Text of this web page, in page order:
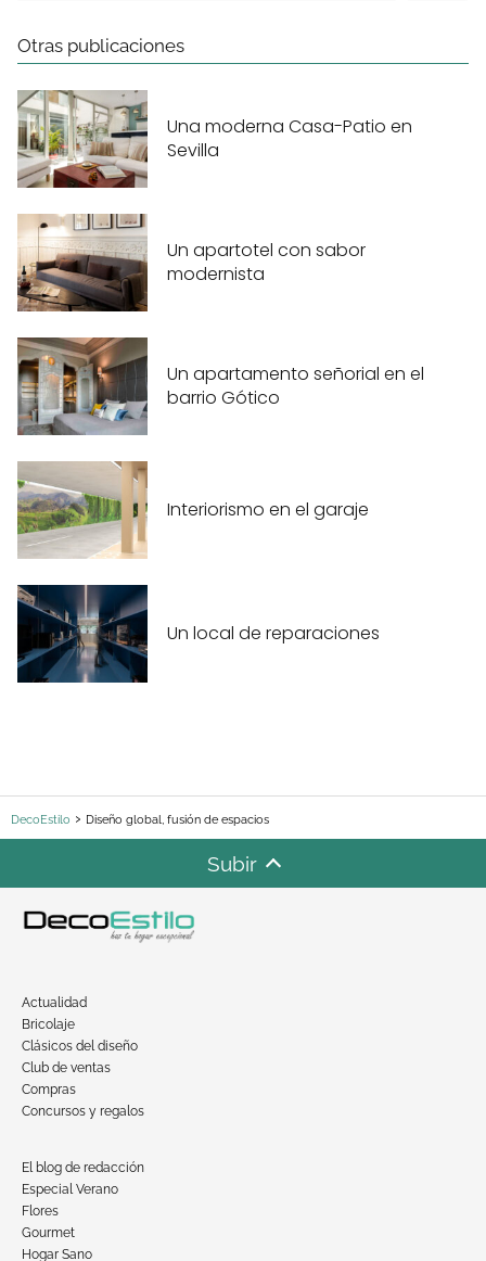
Otras publicaciones
Una moderna Casa-Patio en
Sevilla
Un apartotel con sabor
modernista
Un apartamento señorial en el
barrio Gótico
Interiorismo en el garaje
Un local de reparaciones
DecoEstilo Diseño global, fusión de espacios
Subir
Actualidad
Bricolaje
Clásicos del diseño
Club de ventas
Compras
Concursos y regalos
El blog de redacción
Especial Verano
Flores
Gourmet
Hogar Sano